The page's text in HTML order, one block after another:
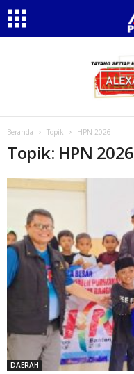
Beranda Topik HPN 2026
Topik: HPN 2026
DAERAH